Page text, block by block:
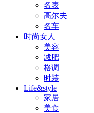
名表
高尔夫
名车
时尚女人
美容
减肥
格调
时装
Life&style
家居
美食